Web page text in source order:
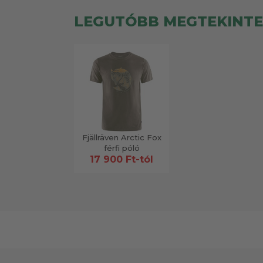
LEGUTÓBB
Fjällräven Arctic Fox
férfi póló
17 900 Ft-tól